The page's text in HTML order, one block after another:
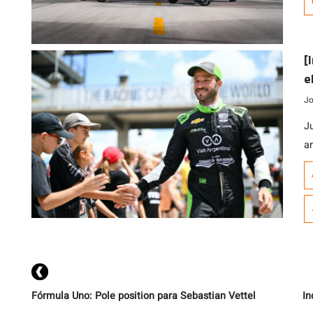
Fórmula Uno: Pole position para Sebastian Vettel